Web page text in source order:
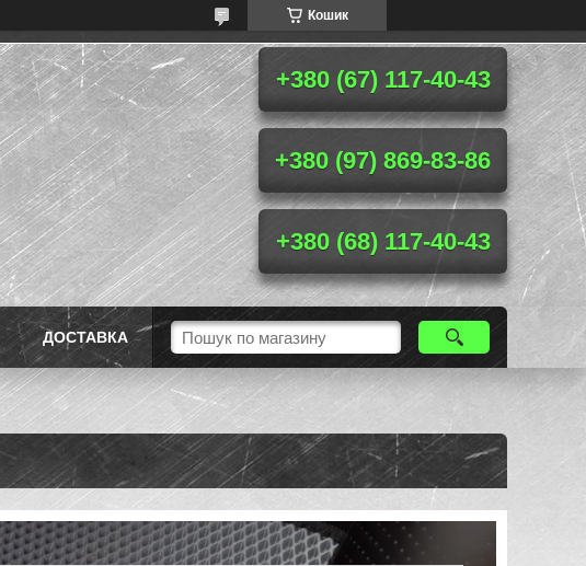
Кошик
+380 (67) 117-40-43
+380 (97) 869-83-86
+380 (68) 117-40-43
ДОСТАВКА